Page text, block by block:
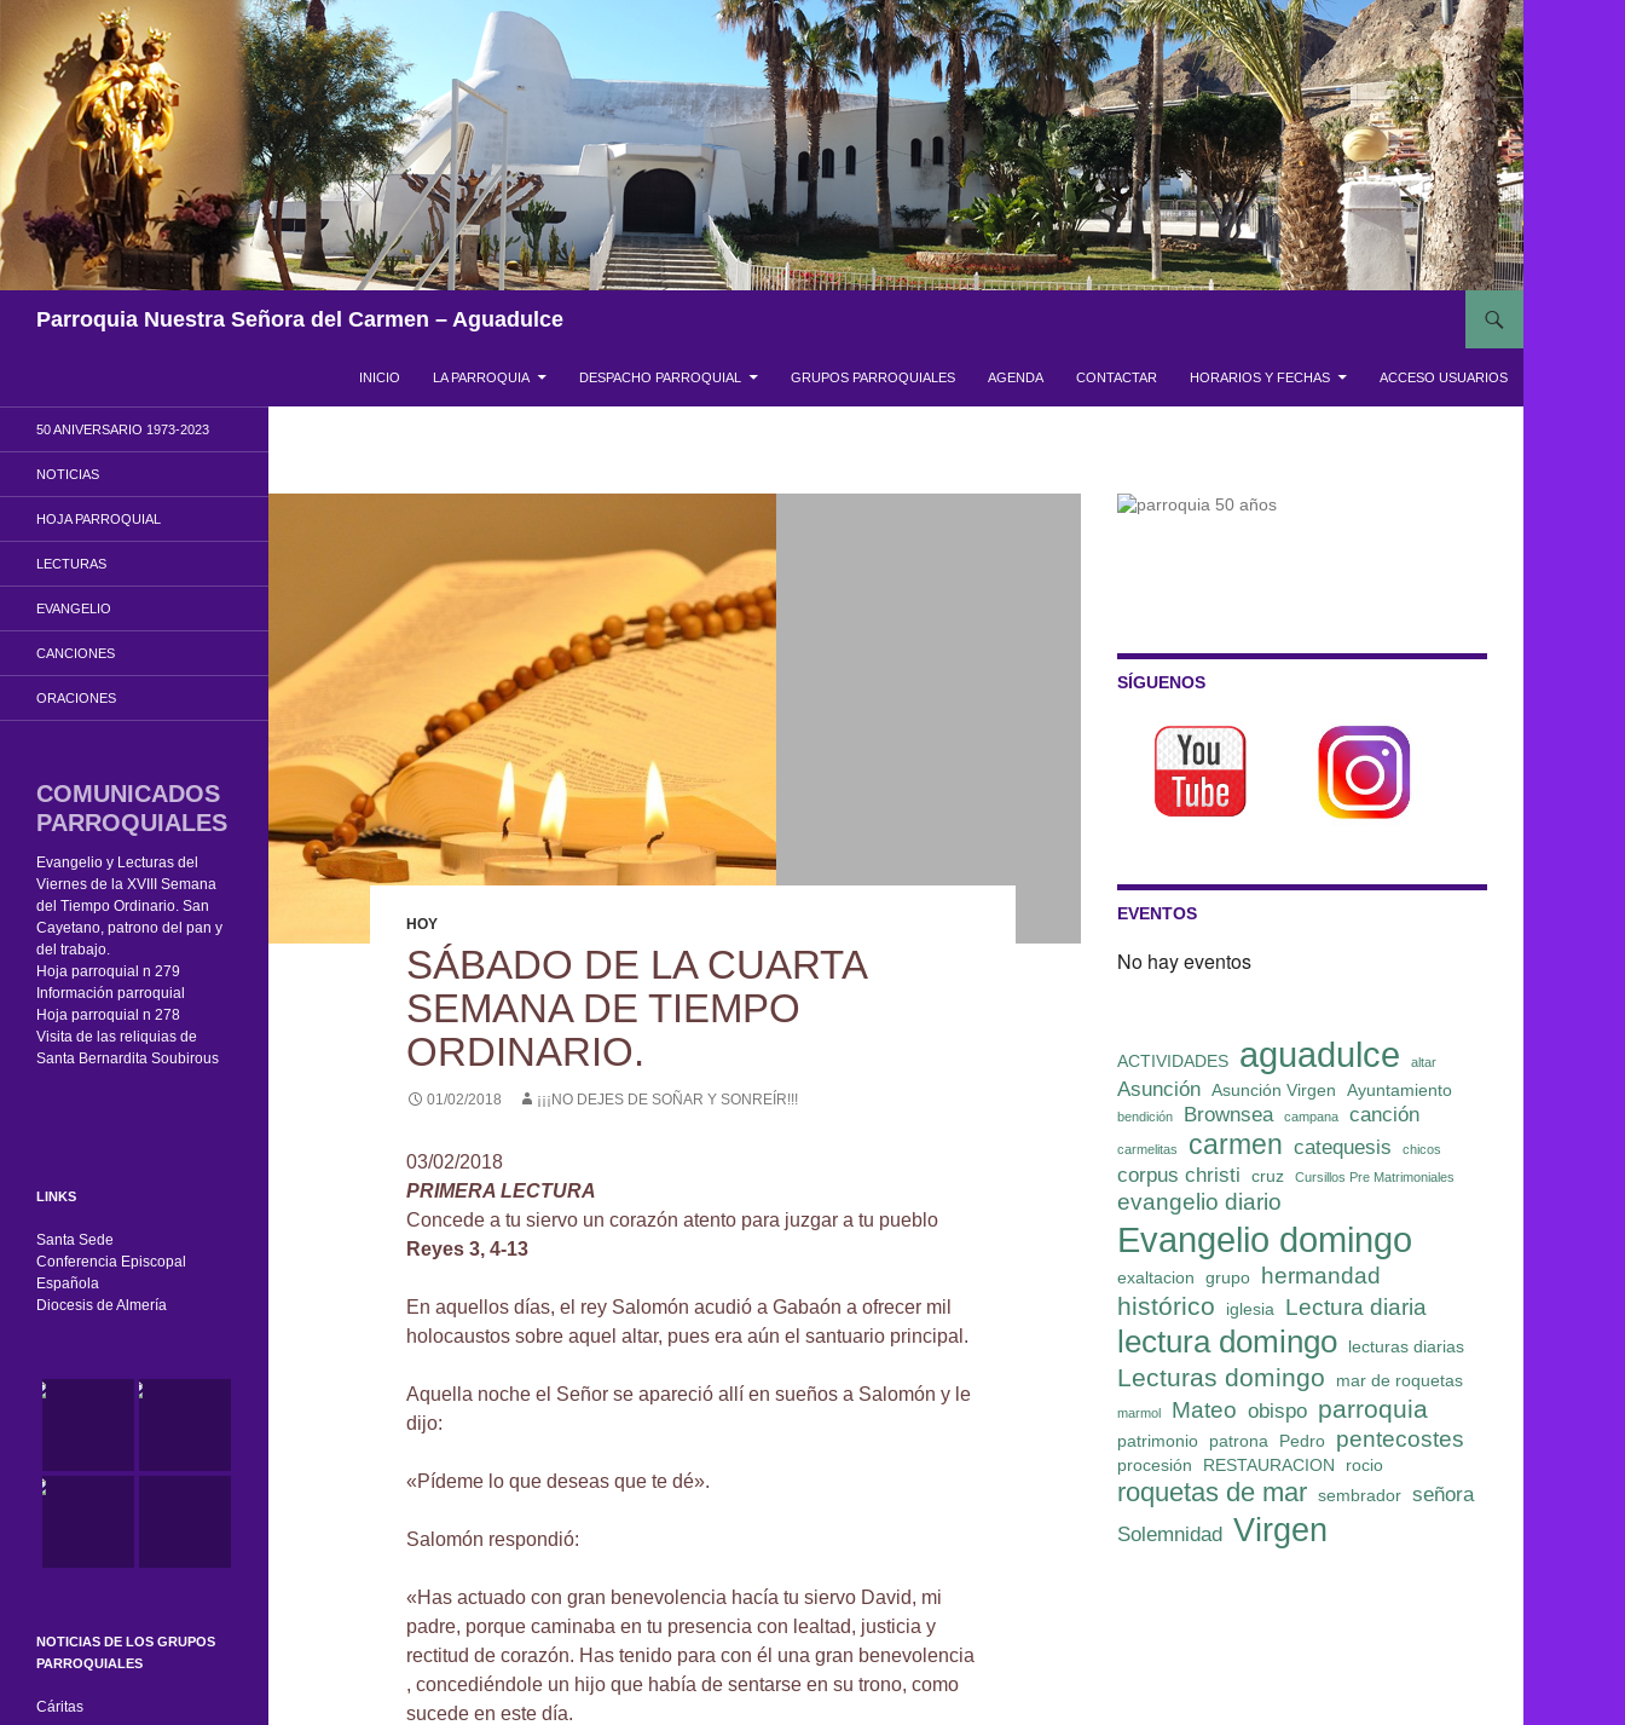
contenido
Parroquia Nuestra Señora del Carmen – Aguadulce
INICIO LA PARROQUIA DESPACHO PARROQUIAL GRUPOS PARROQUIALES AGENDA CONTACTAR HORARIOS Y FECHAS ACCESO USUARIOS
HOY
SÁBADO DE LA CUARTA
SEMANA DE TIEMPO
ORDINARIO.
01/02/2018 ¡¡¡NO DEJES DE SOÑAR Y SONREÍR!!!
03/02/2018
PRIMERA LECTURA
Concede a tu siervo un corazón atento para juzgar a tu pueblo
Reyes 3, 4-13
En aquellos días, el rey Salomón acudió a Gabaón a ofrecer mil
holocaustos sobre aquel altar, pues era aún el santuario principal.
Aquella noche el Señor se apareció allí en sueños a Salomón y le
dijo:
«Pídeme lo que deseas que te dé».
Salomón respondió:
«Has actuado con gran benevolencia hacía tu siervo David, mi
padre, porque caminaba en tu presencia con lealtad, justicia y
rectitud de corazón. Has tenido para con él una gran benevolencia
, concediéndole un hijo que había de sentarse en su trono, como
sucede en este día.
SÍGUENOS
EVENTOS
No hay eventos
ACTIVIDADES aguadulce altar
Asunción Asunción Virgen Ayuntamiento
bendición Brownsea campana canción
carmelitas carmen catequesis chicos
corpus christi cruz Cursillos Pre Matrimoniales
evangelio diario
Evangelio domingo
exaltacion grupo hermandad
histórico iglesia Lectura diaria
lectura domingo lecturas diarias
Lecturas domingo mar de roquetas
marmol Mateo obispo parroquia
patrimonio patrona Pedro pentecostes
procesión RESTAURACION rocio
roquetas de mar sembrador señora
Solemnidad Virgen
50 ANIVERSARIO 1973-2023
NOTICIAS
HOJA PARROQUIAL
LECTURAS
EVANGELIO
CANCIONES
ORACIONES
COMUNICADOS
PARROQUIALES
Evangelio y Lecturas del
Viernes de la XVIII Semana
del Tiempo Ordinario. San
Cayetano, patrono del pan y
del trabajo.
Hoja parroquial n 279
Información parroquial
Hoja parroquial n 278
Visita de las reliquias de
Santa Bernardita Soubirous
LINKS
Santa Sede
Conferencia Episcopal
Española
Diocesis de Almería
NOTICIAS DE LOS GRUPOS
PARROQUIALES
Cáritas